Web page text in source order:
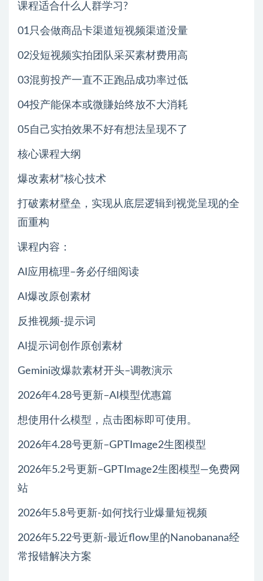
课程适合什么人群学习?
01只会做商品卡渠道短视频渠道没量
02没短视频实拍团队采买素材费用高
03混剪投产一直不正跑品成功率过低
04投产能保本或微賺始终放不大消耗
05自己实拍效果不好有想法呈现不了
核心课程大纲
爆改素材”核心技术
打破素材壁垒，实现从底层逻辑到视觉呈现的全
面重构
课程内容：
AI应用梳理–务必仔细阅读
AI爆改原创素材
反推视频-提示词
AI提示词创作原创素材
Gemini改爆款素材开头–调教演示
2026年4.28号更新–AI模型优惠篇
想使用什么模型，点击图标即可使用。
2026年4.28号更新–GPTImage2生图模型
2026年5.2号更新–GPTImage2生图模型—免费网
站
2026年5.8号更新-如何找行业爆量短视频
2026年5.22号更新-最近flow里的Nanobanana经
常报错解决方案